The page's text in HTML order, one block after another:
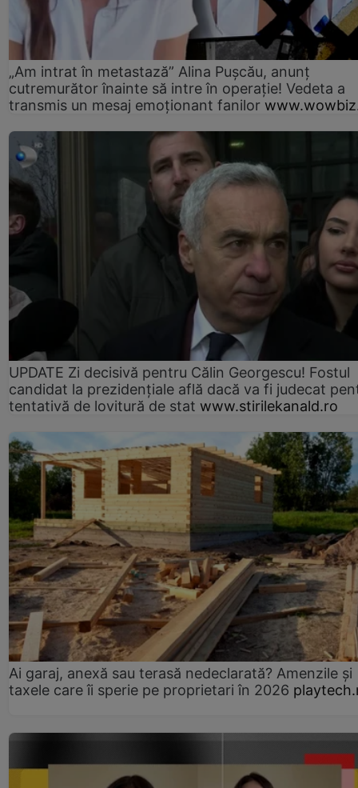
„Am intrat în metastază” Alina Pușcău, anunț
cutremurător înainte să intre în operație! Vedeta a
transmis un mesaj emoționant fanilor
UPDATE Zi decisivă pentru Călin Georgescu! Fostul
candidat la prezidențiale află dacă va fi judecat
tentativă de lovitură de stat www.stirilekanald.ro
Ai garaj, anexă sau terasă nedeclarată? Amenzile și
taxele care îi sperie pe proprietari în 2026